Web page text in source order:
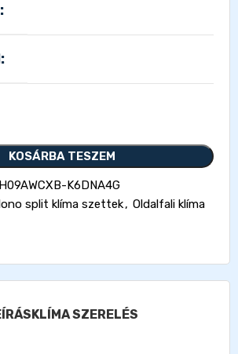
KOSÁRBA TESZEM
K6DNA4G
split klíma szettek, Oldalfali klíma
KLÍMA SZERELÉS